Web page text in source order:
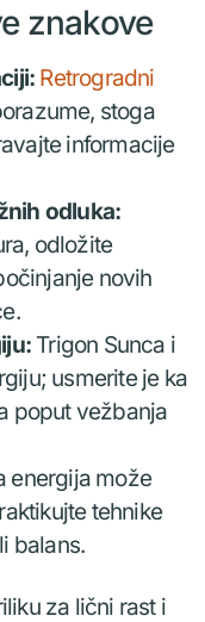
znakove
Retrogradni
stoga
informacije
odluka:
odložite
novih
Trigon Sunca i
usmerite je ka
poput vežbanja
energija može
tehnike
balans.
za lični rast i